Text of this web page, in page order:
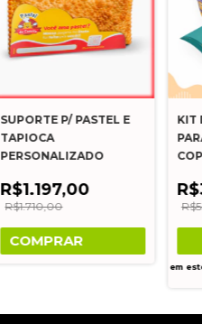
SUPORTE P/ PASTEL E
TAPIOCA
PERSONALIZADO
R$1.197,00
R$1.710,00
COMPRAR
KIT
em